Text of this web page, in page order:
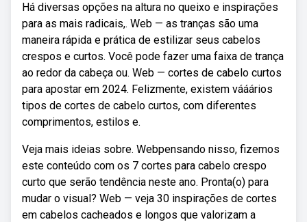
Há diversas opções na altura no queixo e inspirações
para as mais radicais,. Web — as tranças são uma
maneira rápida e prática de estilizar seus cabelos
crespos e curtos. Você pode fazer uma faixa de trança
ao redor da cabeça ou. Web — cortes de cabelo curtos
para apostar em 2024. Felizmente, existem vááários
tipos de cortes de cabelo curtos, com diferentes
comprimentos, estilos e.
Veja mais ideias sobre. Webpensando nisso, fizemos
este conteúdo com os 7 cortes para cabelo crespo
curto que serão tendência neste ano. Pronta(o) para
mudar o visual? Web — veja 30 inspirações de cortes
em cabelos cacheados e longos que valorizam a